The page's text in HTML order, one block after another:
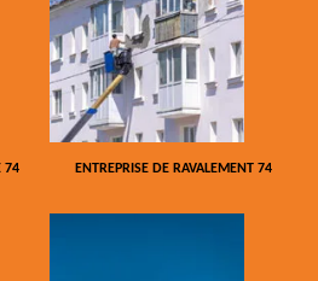
74 ENTREPRISE DE RAVALEMENT 74